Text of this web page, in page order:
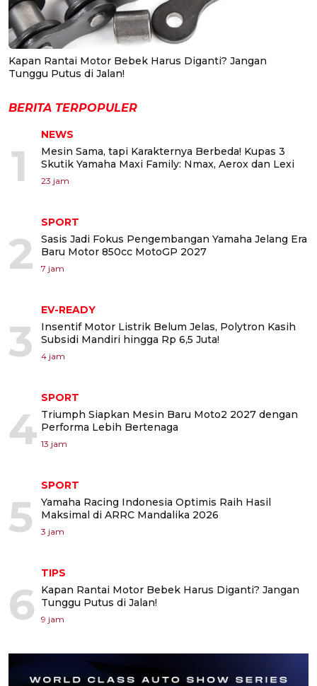
Kapan Rantai Motor Bebek Harus Diganti? Jangan
Tunggu Putus di Jalan!
BERITA TERPOPULER
1
NEWS
Mesin Sama, tapi Karakternya Berbeda! Kupas 3
Skutik Yamaha Maxi Family: Nmax, Aerox dan Lexi
23 jam
2
SPORT
Sasis Jadi Fokus Pengembangan Yamaha Jelang Era
Baru Motor 850cc MotoGP 2027
7 jam
3
EV-READY
Insentif Motor Listrik Belum Jelas, Polytron Kasih
Subsidi Mandiri hingga Rp 6,5 Juta!
4 jam
4
SPORT
Triumph Siapkan Mesin Baru Moto2 2027 dengan
Performa Lebih Bertenaga
13 jam
5
SPORT
Yamaha Racing Indonesia Optimis Raih Hasil
Maksimal di ARRC Mandalika 2026
3 jam
6
TIPS
Kapan Rantai Motor Bebek Harus Diganti? Jangan
Tunggu Putus di Jalan!
9 jam